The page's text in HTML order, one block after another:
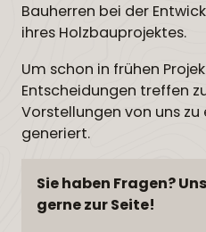
Bauherren bei der
ihres Holzbauprojektes.
Um schon in frühen
Entscheidungen treffen
Vorstellungen von uns
generiert.
Sie haben Fragen?
gerne zur Seite!